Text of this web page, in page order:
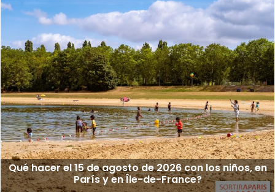
Qué hacer el 15 de agosto de 2026 con los niños, en
París y en Île-de-France?